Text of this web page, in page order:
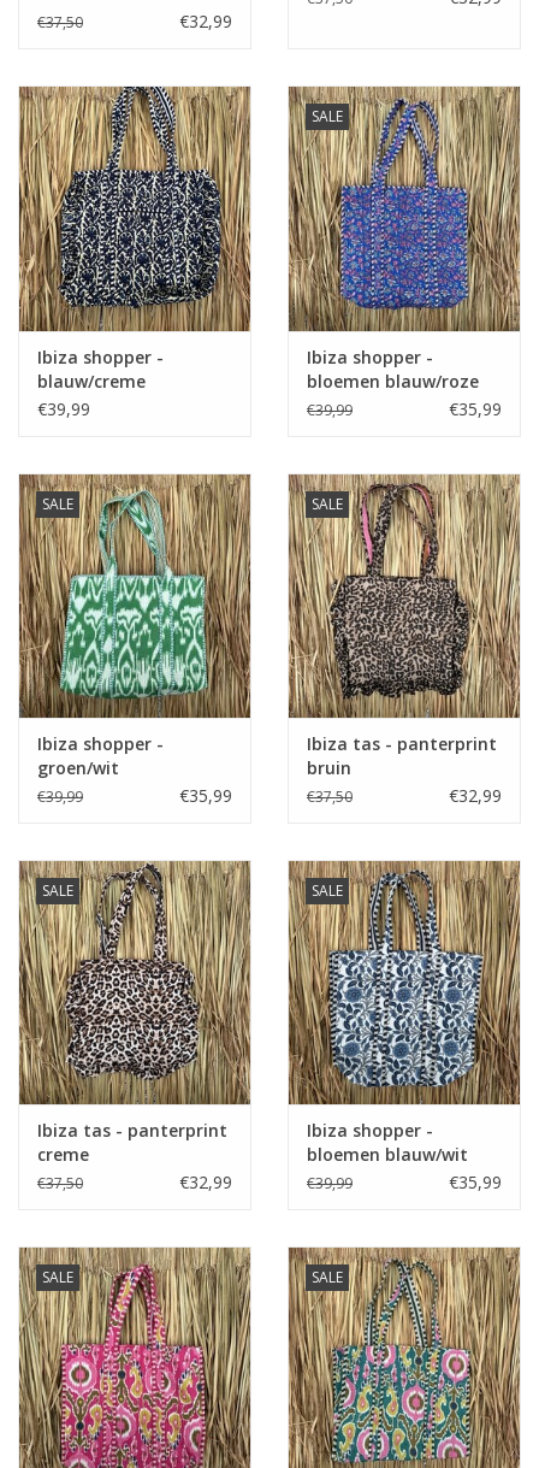
€37,50 €32,99
Ibiza shopper -
blauw/creme
€39,99
SALE
Ibiza shopper -
bloemen blauw/roze
€39,99 €35,99
SALE
Ibiza shopper -
groen/wit
€39,99 €35,99
SALE
Ibiza tas - panterprint
bruin
€37,50 €32,99
SALE
Ibiza tas - panterprint
creme
€37,50 €32,99
SALE
Ibiza shopper -
bloemen blauw/wit
€39,99 €35,99
SALE SALE